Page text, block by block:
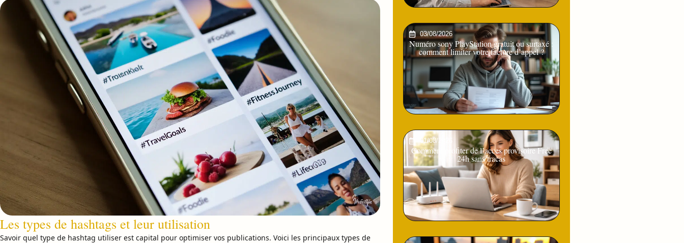
Les types de hashtags et leur utilisation
Savoir quel type de hashtag utiliser est capital pour optimiser vos publications. Voici les principaux types de
03/08/2026
Numéro sony PlayStation gratuit ou surtaxé :
comment limiter votre facture d’appel ?
01/08/2026
Comment profiter de l’acces provisoire Free
24h sans tracas